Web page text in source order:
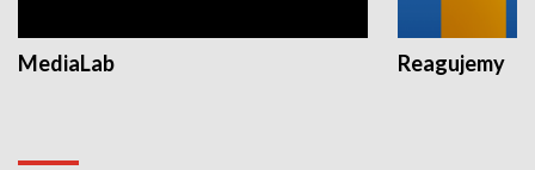
MediaLab Reagujemy